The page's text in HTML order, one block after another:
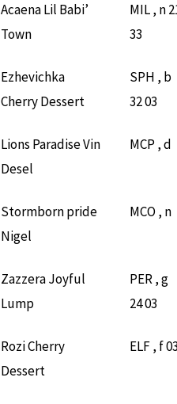
Acaena Lil Babi’
Town
MIL , n
33
Ezhevichka
Cherry Dessert
SPH , b
32 03
Lions Paradise Vin
Desel
MCP , d
Stormborn pride
Nigel
MCO , n
Zazzera Joyful
Lump
PER , g
24 03
Rozi Cherry
Dessert
ELF , f